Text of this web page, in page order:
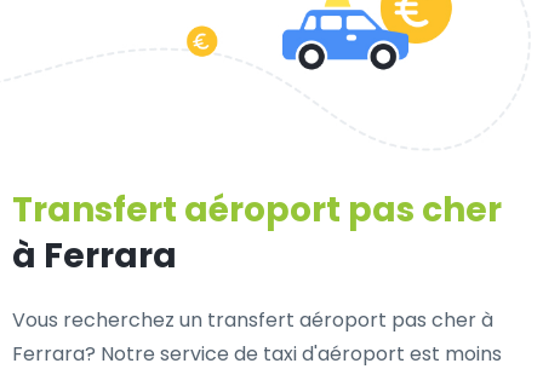
Transfert aéroport pas cher
à Ferrara
Vous recherchez un transfert aéroport pas cher à
Ferrara? Notre service de taxi d'aéroport est moins